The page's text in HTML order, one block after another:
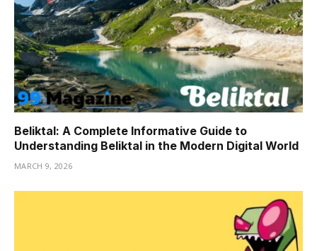
Beliktal: A Complete Informative Guide to
Understanding Beliktal in the Modern Digital World
MARCH 9, 2026